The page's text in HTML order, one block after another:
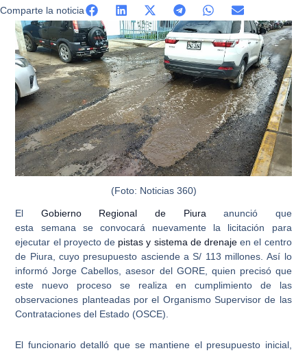
Comparte la noticia
(Foto: Noticias 360)
El Gobierno Regional de Piura anunció que
esta semana se convocará nuevamente la licitación para
ejecutar el proyecto de pistas y sistema de drenaje en el centro
de Piura, cuyo presupuesto asciende a S/ 113 millones. Así lo
informó Jorge Cabellos,asesor del GORE, quien precisó que
este nuevo proceso se realiza en cumplimiento de las
observaciones planteadas por el Organismo Supervisor de las
Contrataciones del Estado (OSCE).
El funcionario detalló que se mantiene el presupuesto inicial,